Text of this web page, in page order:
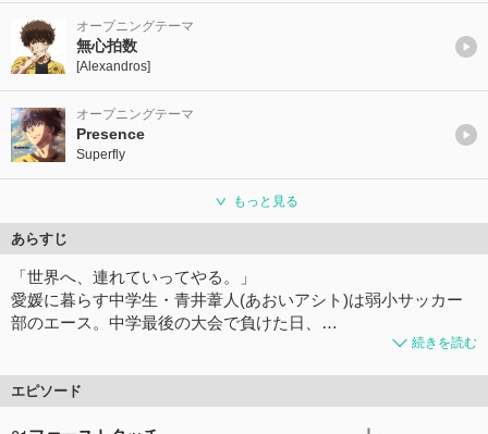
オープニングテーマ
無心拍数
[Alexandros]
オープニングテーマ
Presence
Superfly
もっと見る
あらすじ
「世界へ、連れていってやる。」
愛媛に暮らす中学生・青井葦人(あおいアシト)は弱小サッカー
部のエース。中学最後の大会で負けた日、…
続きを読む
エピソード